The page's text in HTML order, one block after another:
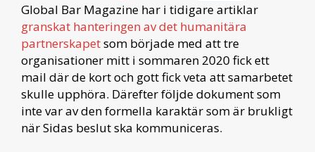
Global Bar Magazine har i tidigare artiklar
granskat hanteringen av det humanitära
partnerskapetsom började med att tre
organisationer mitt i sommaren 2020 fick ett
mail där de kort och gott fick veta att samarbetet
skulle upphöra. Därefter följde dokument som
inte var av den formella karaktär som är brukligt
när Sidas beslut ska kommuniceras.